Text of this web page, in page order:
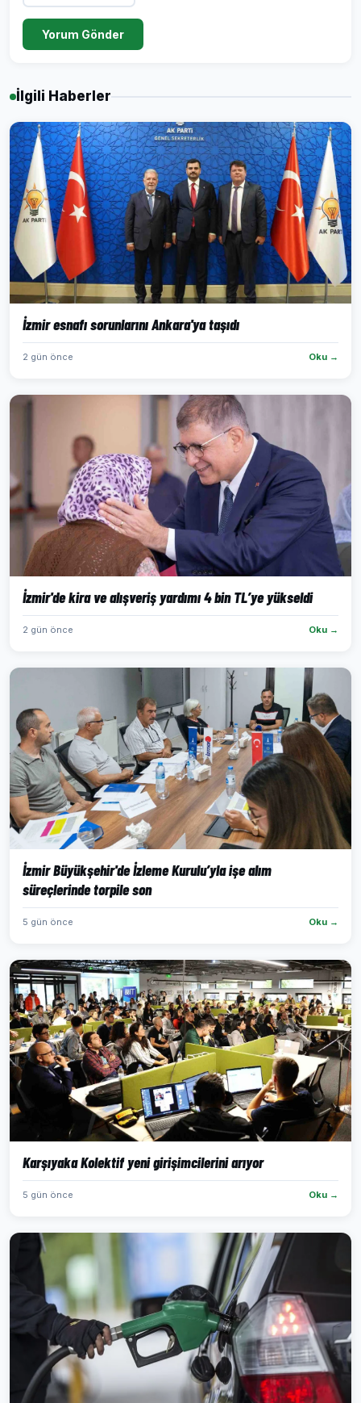
Yorum Gönder
İlgili Haberler
İzmir esnafı sorunlarını Ankara'ya taşıdı
2 gün önce Oku →
İzmir'de kira ve alışveriş yardımı 4 bin TL’ye yükseldi
2 gün önce Oku →
İzmir Büyükşehir'de İzleme Kurulu’yla işe alım
süreçlerinde torpile son
5 gün önce Oku →
Karşıyaka Kolektif yeni girişimcilerini arıyor
5 gün önce Oku →